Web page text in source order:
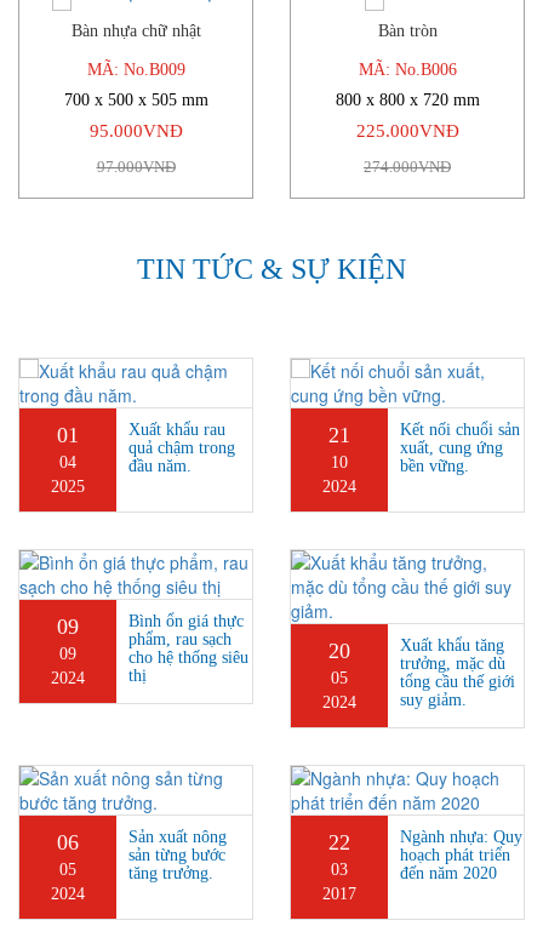
-2%
Bàn nhựa chữ nhật
MÃ: No.B009
700 x 500 x 505 mm
95.000VNĐ
97.000VNĐ
Bàn tròn
MÃ: No.B006
800 x 800 x 720 mm
225.000VNĐ
274.000VNĐ
TIN TỨC & SỰ KIỆN
01
04
2025
Xuất khẩu rau
quả chậm trong
đầu năm.
21
10
2024
Kết nối chuổi sản
xuất, cung ứng
bền vững.
09
09
2024
Bình ổn giá thực
phẩm, rau sạch
cho hệ thống siêu
thị
20
05
2024
Xuất khẩu tăng
trưởng, mặc dù
tổng cầu thế giới
suy giảm.
06
05
2024
Sản xuất nông
sản từng bước
tăng trưởng.
22
03
2017
Ngành nhựa: Quy
hoạch phát triển
đến năm 2020